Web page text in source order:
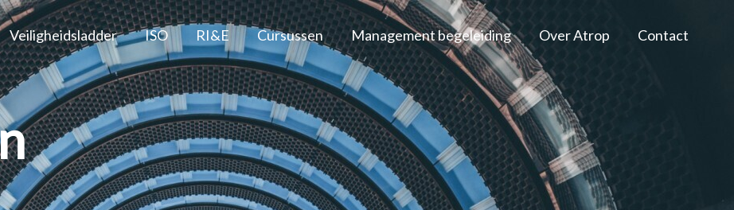
Veiligheidsladder ISO RI&E Cursussen Management begeleiding Over Atrop Contact